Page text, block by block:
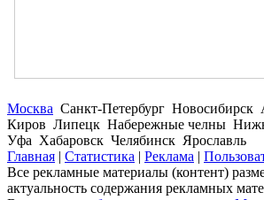
Москва Санкт-Петербург
Киров Липецк Набережные челны
Уфа Хабаровск Челябинск Ярославль
Главная | Статистика | Реклама |
Все рекламные материалы (контент)
актуальность содержания рекламных